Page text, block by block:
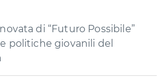
di “Futuro Possibile”
politiche giovanili del